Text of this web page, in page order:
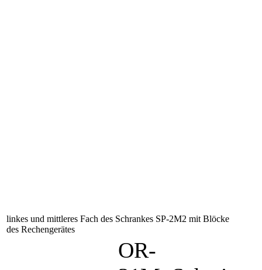
linkes und mittleres Fach des Schrankes SP-2M2 mit Blöcke
des Rechengerätes
OR-